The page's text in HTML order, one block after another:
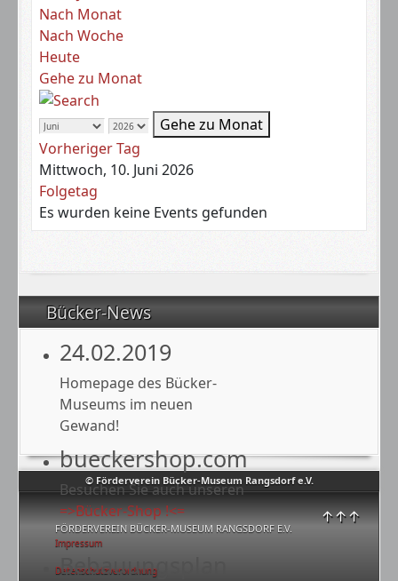
© Förderverein Bücker-Museum Rangsdorf e.V.
↑↑↑
FÖRDERVEREIN BÜCKER-MUSEUM RANGSDORF E.V.
Impressum
Datenschutzverordnung
Bücker-News
24.02.2019
Homepage des Bücker-
Museums im neuen
Gewand!
bueckershop.com
Besuchen Sie auch unseren
=>Bücker-Shop !<=
Bebauungsplan
Nach Monat
Nach Woche
Heute
Gehe zu Monat
Gehe zu Monat
Vorheriger Tag
Mittwoch, 10. Juni 2026
Folgetag
Es wurden keine Events gefunden